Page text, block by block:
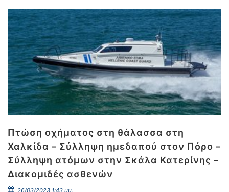
Πτώση οχήματος στη θάλασσα στη
Χαλκίδα – Σύλληψη ημεδαπού στον Πόρο –
Σύλληψη ατόμων στην Σκάλα Κατερίνης –
Διακομιδές ασθενών
26/03/2023 1:43 μμ.